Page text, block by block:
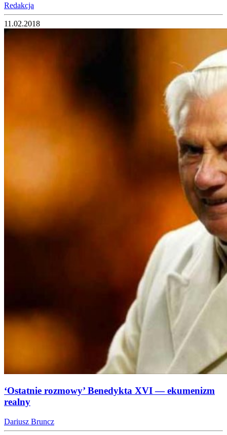
Redakcja
11.02.2018
‘Ostatnie rozmowy’ Benedykta XVI — ekumenizm
realny
Dariusz Bruncz